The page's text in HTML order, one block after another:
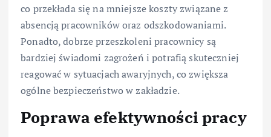
co przekłada się na mniejsze koszty związane z
absencją pracowników oraz odszkodowaniami.
Ponadto, dobrze przeszkoleni pracownicy są
bardziej świadomi zagrożeń i potrafią skuteczniej
reagować w sytuacjach awaryjnych, co zwiększa
ogólne bezpieczeństwo w zakładzie.
Poprawa efektywności pracy